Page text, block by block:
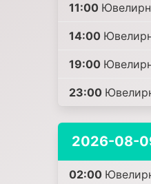
11:00
14:00
19:00
23:00
2026-08-
02:00